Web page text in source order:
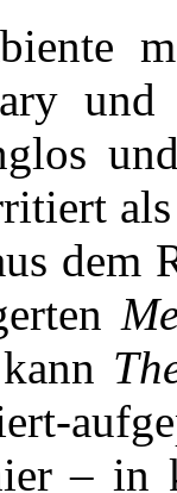
als
dem
– in